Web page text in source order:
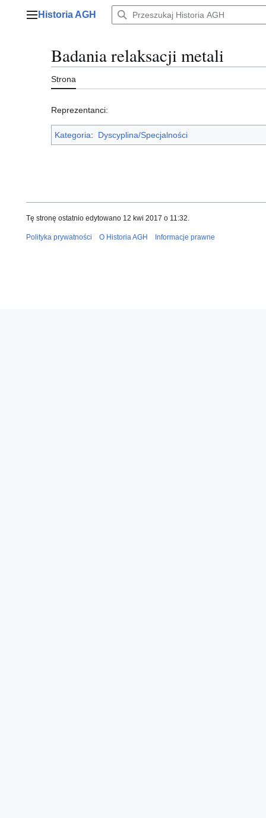
Menu główne
Historia AGH
Badania relaksacji metali
Strona
Reprezentanci:
Kategoria: Dyscyplina/Specjalności
Tę stronę ostatnio edytowano 12 kwi 2017 o 11:32.
Polityka prywatności O Historia AGH Informacje prawne